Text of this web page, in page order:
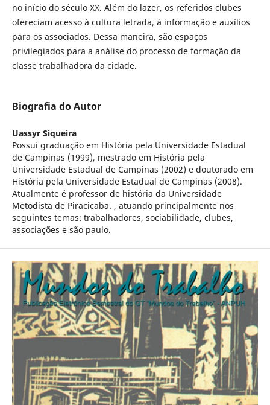
no início do século XX. Além do lazer, os referidos clubes
ofereciam acesso à cultura letrada, à informação e auxílios
para os associados. Dessa maneira, são espaços
privilegiados para a análise do processo de formação da
classe trabalhadora da cidade.
Biografia do Autor
Uassyr Siqueira
Possui graduação em História pela Universidade Estadual
de Campinas (1999), mestrado em História pela
Universidade Estadual de Campinas (2002) e doutorado em
História pela Universidade Estadual de Campinas (2008).
Atualmente é professor de história da Universidade
Metodista de Piracicaba. , atuando principalmente nos
seguintes temas: trabalhadores, sociabilidade, clubes,
associações e são paulo.